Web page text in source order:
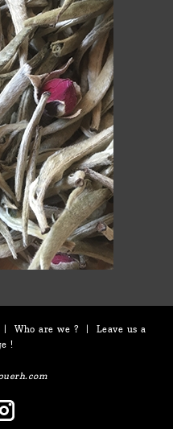
| Who are we ? |
Leave us a
!